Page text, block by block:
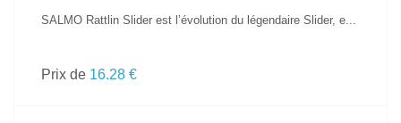
SALMO Rattlin Slider est l’évolution du légendaire Slider, e...
Prix de 16.28 €